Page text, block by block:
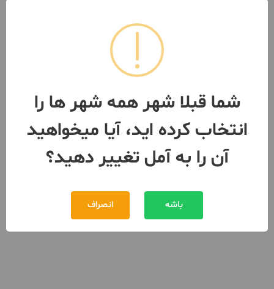
شما قبلا شهر همه شهر ها را
انتخاب کرده اید، آیا میخواهید
آن را به آمل تغییر دهید؟
باشه انصراف